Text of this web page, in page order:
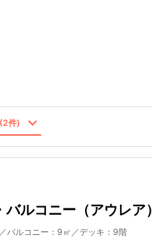
件)
ルコニー（アウレア）
バルコニー：9㎡／デッキ：9階